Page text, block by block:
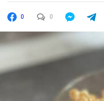
0 0